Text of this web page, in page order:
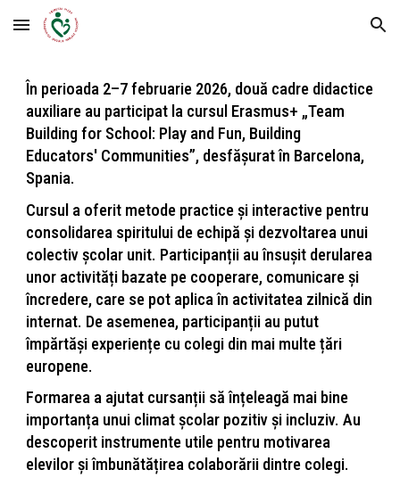
Skip to main content Skip to navigation
În perioada 2–7 februarie 2026, două cadre didactice
auxiliare au participat la cursul Erasmus+ „Team
Building for School: Play and Fun, Building
Educators' Communities”, desfășurat în Barcelona,
Spania.
Cursul a oferit metode practice și interactive pentru
consolidarea spiritului de echipă și dezvoltarea unui
colectiv școlar unit. Participanții au însușit derularea
unor activități bazate pe cooperare, comunicare și
încredere, care se pot aplica în activitatea zilnică din
internat. De asemenea, participanții au putut
împărtăși experiențe cu colegi din mai multe țări
europene.
Formarea a ajutat cursanții să înțeleagă mai bine
importanța unui climat școlar pozitiv și incluziv. Au
descoperit instrumente utile pentru motivarea
elevilor și îmbunătățirea colaborării dintre colegi.